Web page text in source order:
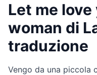
Let me love
woman di
traduzione
Vengo da una piccola